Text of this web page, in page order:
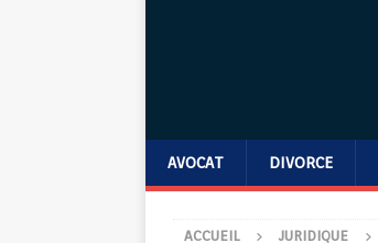
AVOCAT DIVORCE
ACCUEIL JURIDIQUE